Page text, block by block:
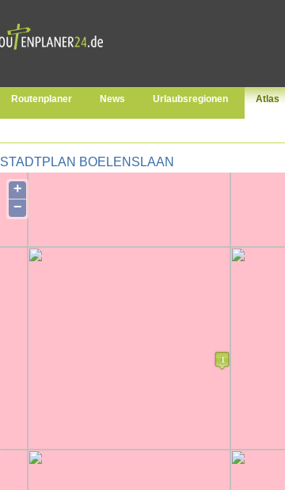
Routenplaner News Urlaubsregionen Atlas
STADTPLAN BOELENSLAAN
+
−